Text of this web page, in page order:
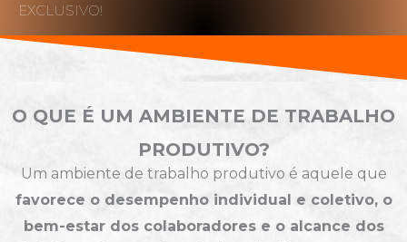
EXCLUSIVO!
O QUE É UM AMBIENTE DE TRABALHO
PRODUTIVO?
Um ambiente de trabalho produtivo é aquele que
favorece o desempenho individual e coletivo, o
bem-estar dos colaboradores e o alcance dos